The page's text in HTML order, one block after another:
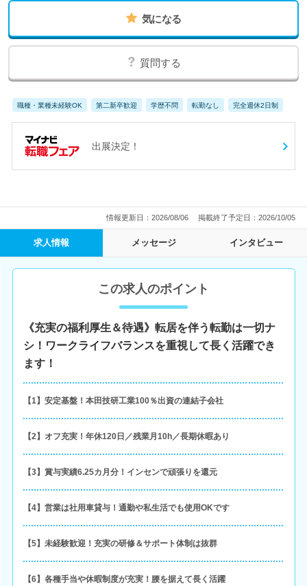
気になる
質問する
職種・業種未経験OK 第二新卒歓迎 学歴不問 転勤なし 完全週休2日制
出展決定！
情報更新日：2026/08/06 掲載終了予定日：2026/10/05
求人情報 メッセージ インタビュー
この求人のポイント
《充実の福利厚生＆待遇》転居を伴う転勤は一切ナ
シ！ワークライフバランスを重視して長く活躍でき
ます！
【1】安定基盤！本田技研工業100％出資の連結子会社
【2】オフ充実！年休120日／残業月10h／長期休暇あり
【3】賞与実績6.25カ月分！インセンで頑張りを還元
【4】営業は社用車貸与！通勤や私生活でも使用OKです
【5】未経験歓迎！充実の研修＆サポート体制は抜群
【6】各種手当や休暇制度が充実！腰を据えて長く活躍